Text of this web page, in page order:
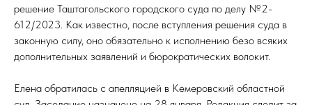
решение Таштагольского городского суда по делу №2-
612/2023. Как известно, после вступления решения суда в
законную силу, оно обязательно к исполнению безо всяких
дополнительных заявлений и бюрократических волокит.
Елена обратилась с апелляцией в Кемеровский областной